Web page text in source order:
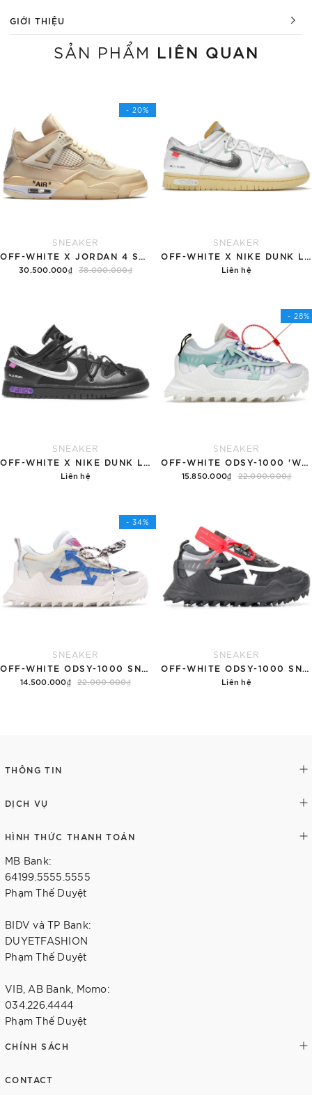
GIỚI THIỆU
SẢN PHẨM LIÊN QUAN
- 20%
SNEAKER
30.500.000₫ 38.000.000₫
SNEAKER
Liên hệ
SNEAKER
Liên hệ
- 28%
SNEAKER
15.850.000₫ 22.000.000₫
- 34%
SNEAKER
14.500.000₫ 22.000.000₫
SNEAKER
Liên hệ
THÔNG TIN
DỊCH VỤ
HÌNH THỨC THANH TOÁN
MB Bank:
64199.5555.5555
Phạm Thế Duyệt
BIDV và TP Bank:
DUYETFASHION
Phạm Thế Duyệt
VIB, AB Bank, Momo:
034.226.4444
Phạm Thế Duyệt
CHÍNH SÁCH
CONTACT